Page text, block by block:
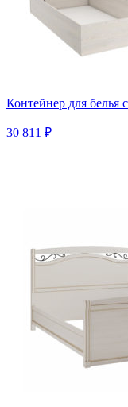
Контейнер для
30 811 ₽